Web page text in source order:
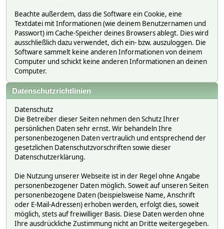
Beachte außerdem, dass die Software ein Cookie, eine
Textdatei mit Informationen (wie deinem Benutzernamen und
Passwort) im Cache-Speicher deines Browsers ablegt. Dies wird
ausschließlich dazu verwendet, dich ein- bzw. auszuloggen. Die
Software sammelt keine anderen Informationen von deinem
Computer und schickt keine anderen Informationen an deinen
Computer.
Datenschutzrichtlinien
Datenschutz
Die Betreiber dieser Seiten nehmen den Schutz Ihrer
persönlichen Daten sehr ernst. Wir behandeln Ihre
personenbezogenen Daten vertraulich und entsprechend der
gesetzlichen Datenschutzvorschriften sowie dieser
Datenschutzerklärung.
Die Nutzung unserer Webseite ist in der Regel ohne Angabe
personenbezogener Daten möglich. Soweit auf unseren Seiten
personenbezogene Daten (beispielsweise Name, Anschrift
oder E-Mail-Adressen) erhoben werden, erfolgt dies, soweit
möglich, stets auf freiwilliger Basis. Diese Daten werden ohne
Ihre ausdrückliche Zustimmung nicht an Dritte weitergegeben.